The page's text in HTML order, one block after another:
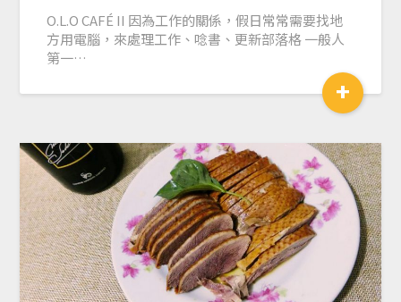
O.L.O CAFÉ II 因為工作的關係，假日常常需要找地
方用電腦，來處理工作、唸書、更新部落格 一般人
第一…
+